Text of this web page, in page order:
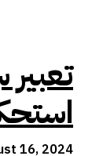
16, 2024